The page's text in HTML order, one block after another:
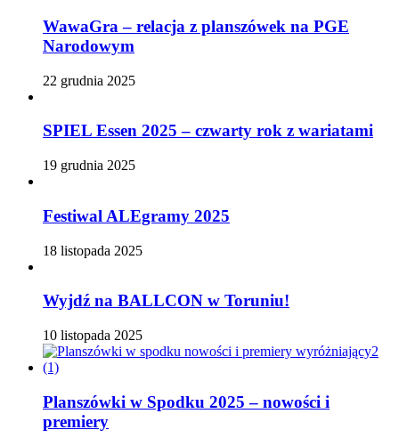
WawaGra – relacja z planszówek na PGE
Narodowym
22 grudnia 2025
SPIEL Essen 2025 – czwarty rok z wariatami
19 grudnia 2025
Festiwal ALEgramy 2025
18 listopada 2025
Wyjdź na BALLCON w Toruniu!
10 listopada 2025
Planszówki w Spodku 2025 – nowości i
premiery